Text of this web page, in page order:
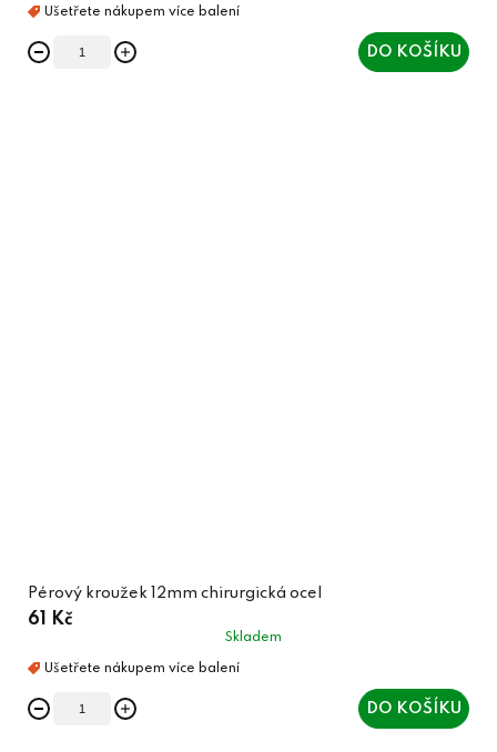
DO KOŠÍKU
Pérový kroužek 12mm chirurgická ocel
61 Kč
Skladem
DO KOŠÍKU